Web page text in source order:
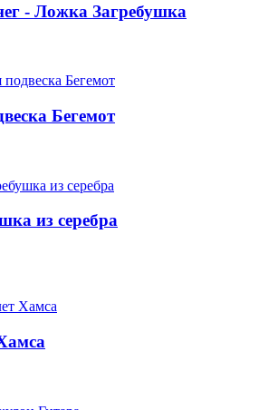
- Ложка Загребушка
Бегемот
из серебра